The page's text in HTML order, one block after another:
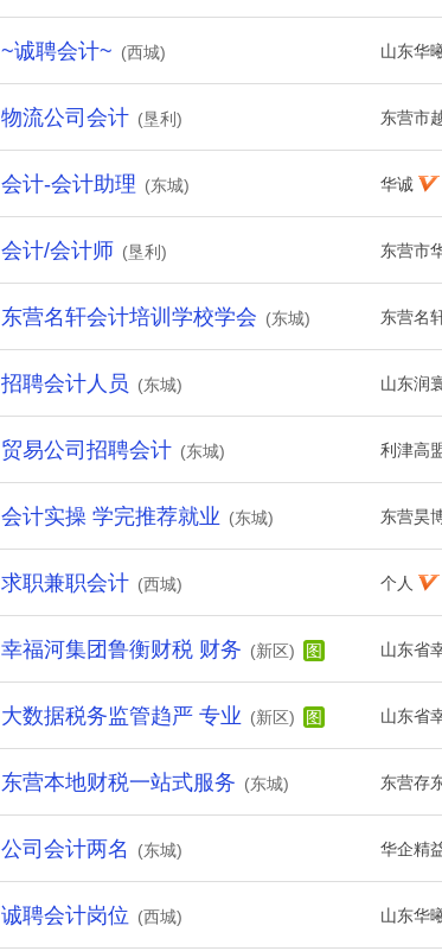
~诚聘会计~ (西城) 山东华
物流公司会计 (垦利) 东营市
会计-会计助理 (东城) 华诚
会计/会计师 (垦利) 东营市
东营名轩会计培训学校学会 (东城) 东营名
招聘会计人员 (东城) 山东润
贸易公司招聘会计 (东城) 利津高
会计实操 学完推荐就业 (东城) 东营昊
求职兼职会计 (西城) 个人
幸福河集团鲁衡财税 财务 (新区) 图 山东省
大数据税务监管趋严 专业 (新区) 图 山东省
东营本地财税一站式服务 (东城) 东营存
公司会计两名 (东城) 华企精
诚聘会计岗位 (西城) 山东华